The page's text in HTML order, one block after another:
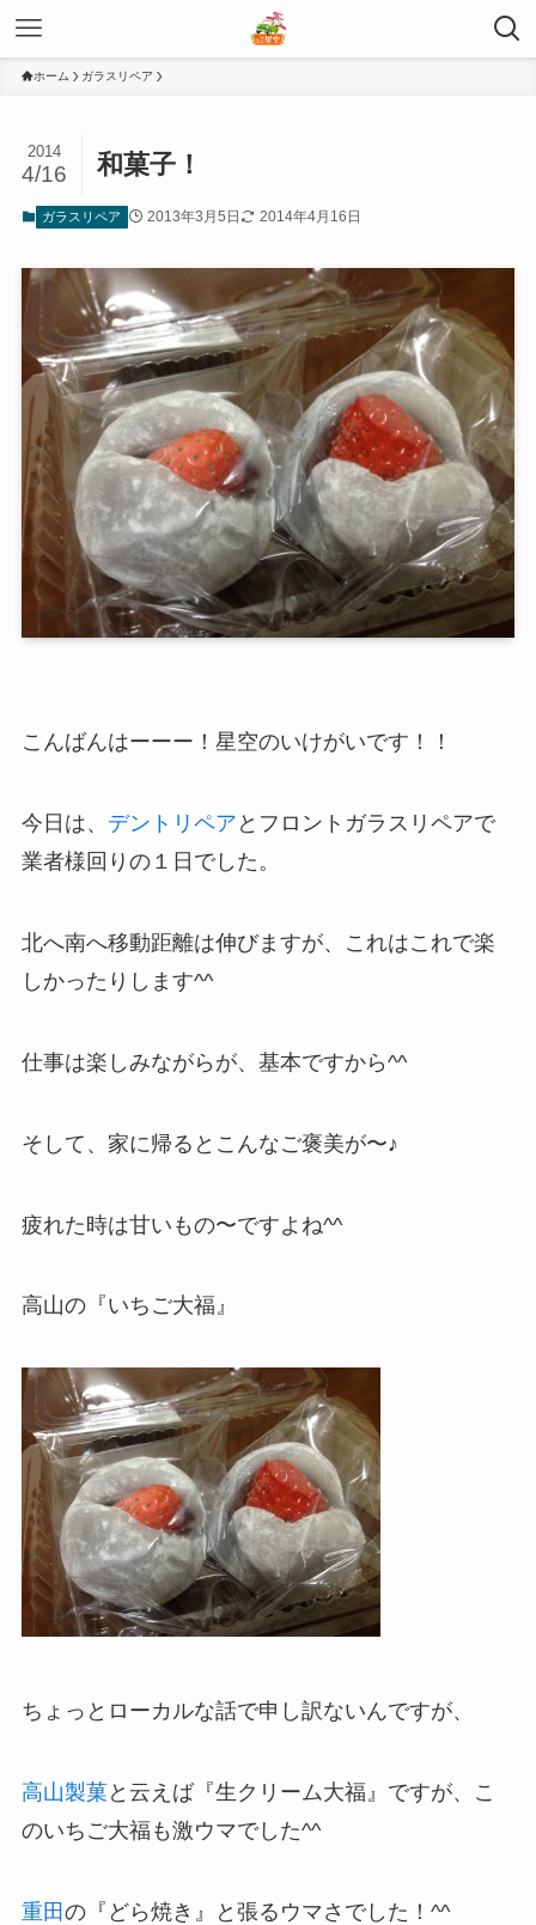
ホーム ガラスリペア
和菓子！
2014
4/16
ガラスリペア 2013年3月5日 2014年4月16日
こんばんはーーー！星空のいけがいです！！
今日は、 デントリペア とフロントガラスリペアで
業者様回りの１日でした。
北へ南へ移動距離は伸びますが、これはこれで楽
しかったりします^^
仕事は楽しみながらが、基本ですから^^
そして、家に帰るとこんなご褒美が〜♪
疲れた時は甘いもの〜ですよね^^
高山の『いちご大福』
ちょっとローカルな話で申し訳ないんですが、
高山製菓と云えば『生クリーム大福』ですが、こ
のいちご大福も激ウマでした^^
重田 の『どら焼き』と張るウマさでした！^^